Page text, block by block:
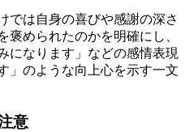
では自身の喜びや感謝の深さ
褒められたのかを明確にし、
になります」などの感情表現
」のような向上心を示す一文
意